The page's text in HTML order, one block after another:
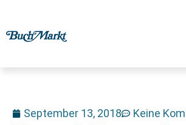
September 13, 2018 Keine